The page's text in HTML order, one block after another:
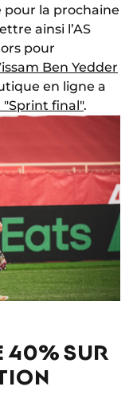
pour la prochaine
ainsi l’AS
pour
Ben Yedder
en ligne a
final".
40% SUR